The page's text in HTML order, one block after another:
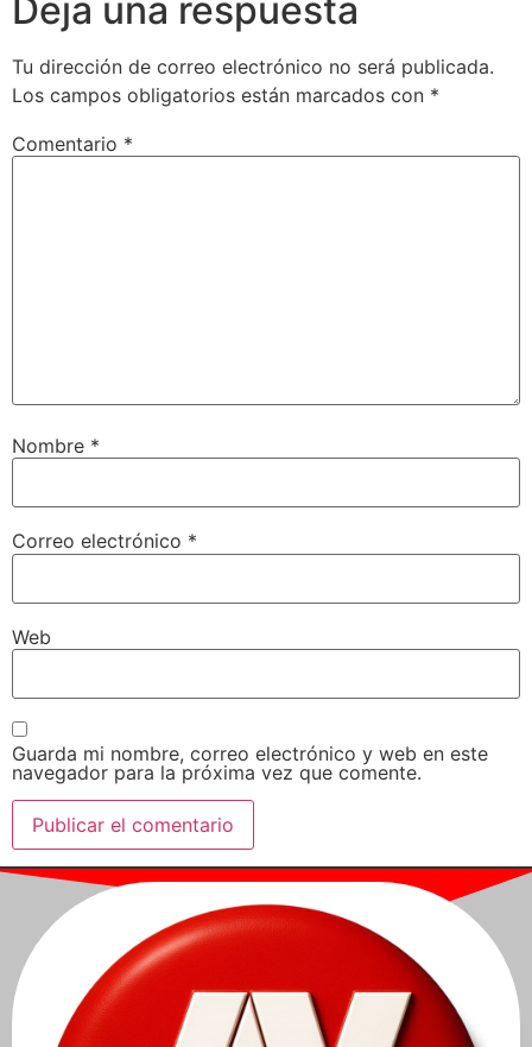
Deja una respuesta
Tu dirección de correo electrónico no será publicada.
Los campos obligatorios están marcados con *
Comentario *
Nombre *
Correo electrónico *
Web
Guarda mi nombre, correo electrónico y web en este
navegador para la próxima vez que comente.